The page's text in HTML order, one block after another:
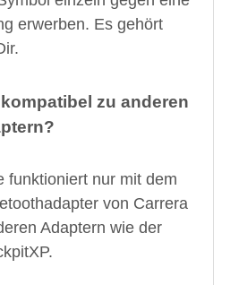
erwerben. Es gehört
zu anderen
funktioniert nur mit dem
von Carrera
Adaptern wie der